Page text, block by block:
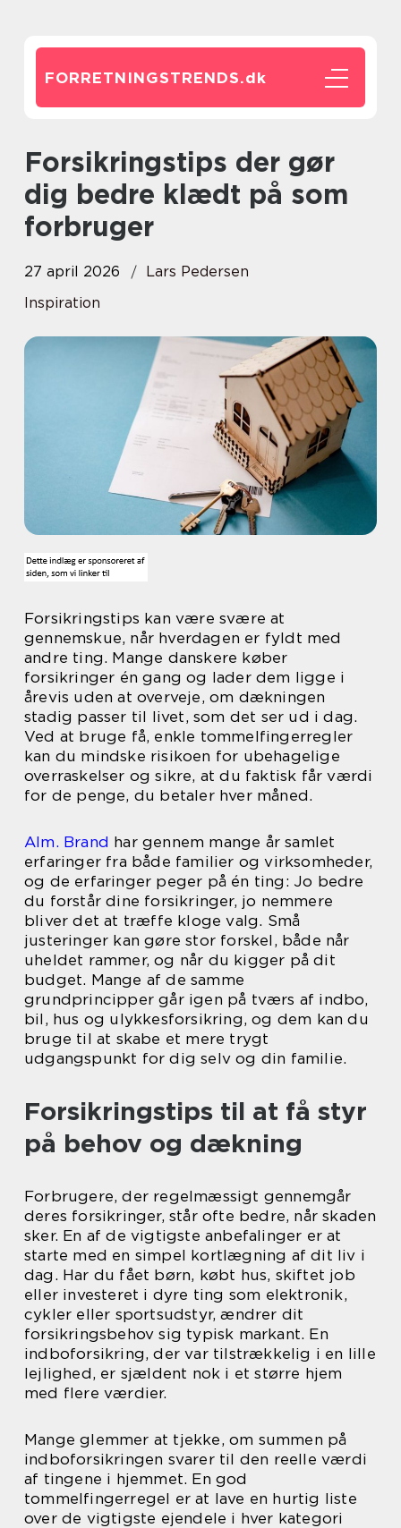
FORRETNINGSTRENDS.dk
Forsikringstips der gør
dig bedre klædt på som
forbruger
27 april 2026
Lars Pedersen
Inspiration
Forsikringstips kan være svære at
gennemskue, når hverdagen er fyldt med
andre ting. Mange danskere køber
forsikringer én gang og lader dem ligge i
årevis uden at overveje, om dækningen
stadig passer til livet, som det ser ud i dag.
Ved at bruge få, enkle tommelfingerregler
kan du mindske risikoen for ubehagelige
overraskelser og sikre, at du faktisk får værdi
for de penge, du betaler hver måned.
Alm. Brand har gennem mange år samlet
erfaringer fra både familier og virksomheder,
og de erfaringer peger på én ting: Jo bedre
du forstår dine forsikringer, jo nemmere
bliver det at træffe kloge valg. Små
justeringer kan gøre stor forskel, både når
uheldet rammer, og når du kigger på dit
budget. Mange af de samme
grundprincipper går igen på tværs af indbo,
bil, hus og ulykkesforsikring, og dem kan du
bruge til at skabe et mere trygt
udgangspunkt for dig selv og din familie.
Forsikringstips til at få styr
på behov og dækning
Forbrugere, der regelmæssigt gennemgår
deres forsikringer, står ofte bedre, når skaden
sker. En af de vigtigste anbefalinger er at
starte med en simpel kortlægning af dit liv i
dag. Har du fået børn, købt hus, skiftet job
eller investeret i dyre ting som elektronik,
cykler eller sportsudstyr, ændrer dit
forsikringsbehov sig typisk markant. En
indboforsikring, der var tilstrækkelig i en lille
lejlighed, er sjældent nok i et større hjem
med flere værdier.
Mange glemmer at tjekke, om summen på
indboforsikringen svarer til den reelle værdi
af tingene i hjemmet. En god
tommelfingerregel er at lave en hurtig liste
over de vigtigste ejendele i hver kategori